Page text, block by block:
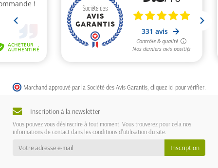
Marchand approuvé par la Société des Avis Garantis, cliquez ici pour vérifier
Inscription à la newsletter
Vous pouvez vous désinscrire à tout moment. Vous trouverez pour cela nos
informations de contact dans les conditions d'utilisation du site.